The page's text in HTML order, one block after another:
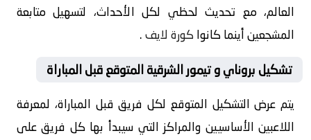
العالم، مع تحديث لحظي لكل الأحداث، لتسهيل متابعة
المشجعين أينما كانواكورة لايف.
تشكيل بروناي و تيمور الشرقية المتوقع قبل المباراة
يتم عرض التشكيل المتوقع لكل فريق قبل المباراة، لمعرفة
اللاعبين الأساسيين والمراكز التي سيبدأ بها كل فريق على